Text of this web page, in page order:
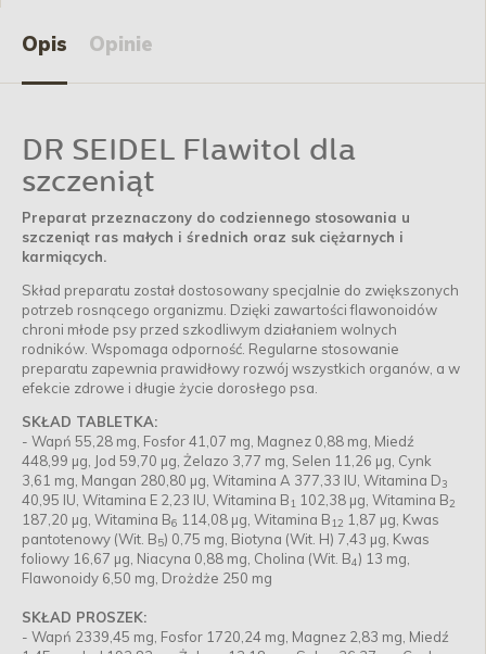
Opis Opinie
DR SEIDEL Flawitol dla
szczeniąt
Preparat przeznaczony do codziennego stosowania u
szczeniąt ras małych i średnich oraz suk ciężarnych i
karmiących.
Skład preparatu został dostosowany specjalnie do zwiększonych
potrzeb rosnącego organizmu. Dzięki zawartości flawonoidów
chroni młode psy przed szkodliwym działaniem wolnych
rodników. Wspomaga odporność. Regularne stosowanie
preparatu zapewnia prawidłowy rozwój wszystkich organów, a w
efekcie zdrowe i długie życie dorosłego psa.
SKŁAD TABLETKA:
- Wapń 55,28 mg, Fosfor 41,07 mg, Magnez 0,88 mg, Miedź
448,99 µg, Jod 59,70 µg, Żelazo 3,77 mg, Selen 11,26 µg, Cynk
3,61 mg, Mangan 280,80 µg, Witamina A 377,33 IU, Witamina D3
40,95 IU, Witamina E 2,23 IU, Witamina B1 102,38 µg, Witamina B2
187,20 µg, Witamina B6 114,08 µg, Witamina B12 1,87 µg, Kwas
pantotenowy (Wit. B5) 0,75 mg, Biotyna (Wit. H) 7,43 µg, Kwas
foliowy 16,67 µg, Niacyna 0,88 mg, Cholina (Wit. B4) 13 mg,
Flawonoidy 6,50 mg, Drożdże 250 mg
SKŁAD PROSZEK:
- Wapń 2339,45 mg, Fosfor 1720,24 mg, Magnez 2,83 mg, Miedź